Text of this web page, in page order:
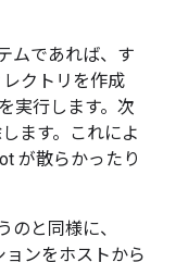
ムであれば、す
クトリを作成
実行します。次
ます。これによ
が散らかったり
のと同様に、
ンをホストから